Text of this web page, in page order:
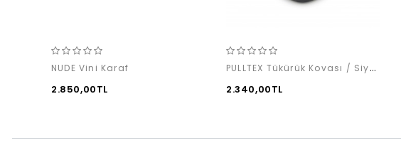
NUDE Vini Karaf
2.850,00TL
PULLTEX Tükürük Kovası / Siyah (2L)
2.340,00TL